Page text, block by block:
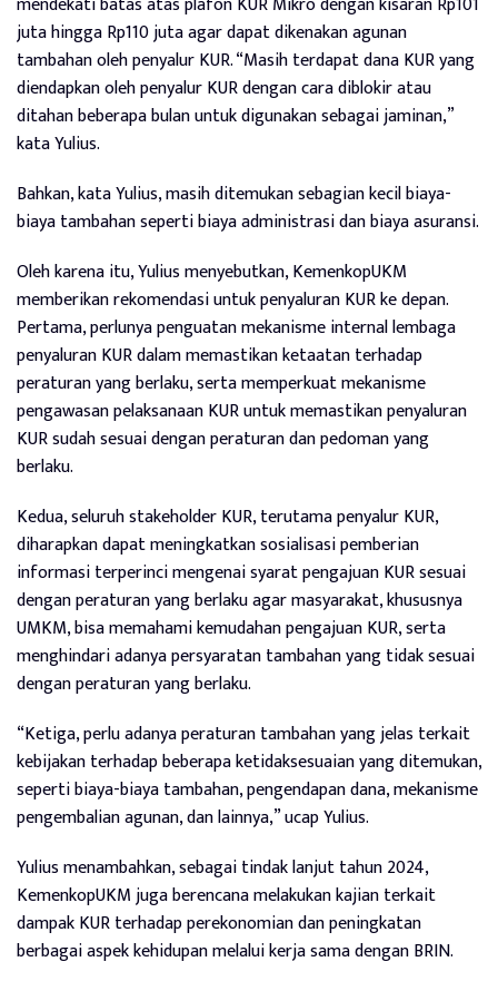
juta hingga Rp110 juta agar dapat dikenakan agunan
tambahan oleh penyalur KUR. “Masih terdapat dana KUR yang
diendapkan oleh penyalur KUR dengan cara diblokir atau
ditahan beberapa bulan untuk digunakan sebagai jaminan,”
kata Yulius.
Bahkan, kata Yulius, masih ditemukan sebagian kecil biaya-
biaya tambahan seperti biaya administrasi dan biaya asuransi.
Oleh karena itu, Yulius menyebutkan, KemenkopUKM
memberikan rekomendasi untuk penyaluran KUR ke depan.
Pertama, perlunya penguatan mekanisme internal lembaga
penyaluran KUR dalam memastikan ketaatan terhadap
peraturan yang berlaku, serta memperkuat mekanisme
pengawasan pelaksanaan KUR untuk memastikan penyaluran
KUR sudah sesuai dengan peraturan dan pedoman yang
berlaku.
Kedua, seluruh stakeholder KUR, terutama penyalur KUR,
diharapkan dapat meningkatkan sosialisasi pemberian
informasi terperinci mengenai syarat pengajuan KUR sesuai
dengan peraturan yang berlaku agar masyarakat, khususnya
UMKM, bisa memahami kemudahan pengajuan KUR, serta
menghindari adanya persyaratan tambahan yang tidak sesuai
dengan peraturan yang berlaku.
“Ketiga, perlu adanya peraturan tambahan yang jelas terkait
kebijakan terhadap beberapa ketidaksesuaian yang ditemukan,
seperti biaya-biaya tambahan, pengendapan dana, mekanisme
pengembalian agunan, dan lainnya,” ucap Yulius.
Yulius menambahkan, sebagai tindak lanjut tahun 2024,
KemenkopUKM juga berencana melakukan kajian terkait
dampak KUR terhadap perekonomian dan peningkatan
berbagai aspek kehidupan melalui kerja sama dengan BRIN.